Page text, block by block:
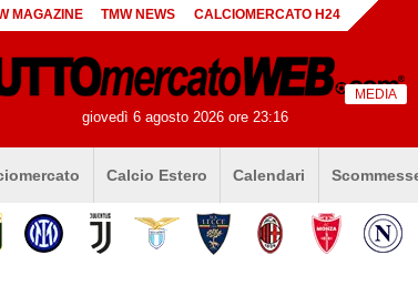
MAGAZINE TMW NEWS CALCIOMERCATO H24
giovedì 6 agosto 2026 ore 23:16
MEDIA
Calcio Estero Calendari